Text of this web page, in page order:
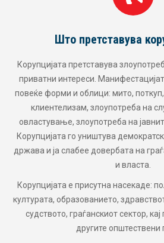
Што претставува
Корупцијата претставува
приватни интереси.
повеќе форми и облици: мито,
клиентелизам, злоупотреба на
овластување, злоупотреба на
Корупцијата го уништува
држава и ја слабее довербата на
и власта.
Корупцијата е присутна насекаде:
културата, образованието,
судството, граѓанскиот сектор, кај
другите општествени